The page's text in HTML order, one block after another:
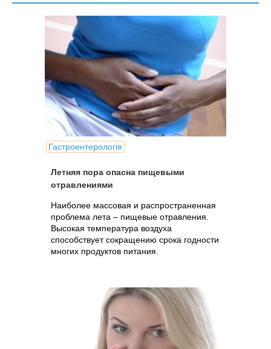
Гастроентерологія
Летняя пора опасна пищевыми
отравлениями
Наиболее массовая и распространенная
проблема лета – пищевые отравления.
Высокая температура воздуха
способствует сокращению срока годности
многих продуктов питания.